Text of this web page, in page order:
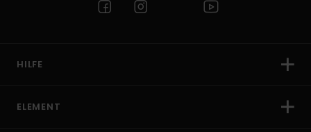
HILFE
ELEMENT